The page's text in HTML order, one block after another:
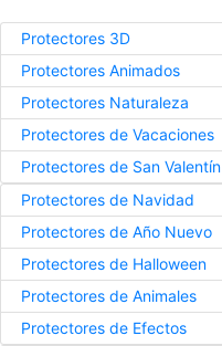
Protectores 3D
Protectores Animados
Protectores Naturaleza
Protectores de Vacaciones
Protectores de San Valentín
Protectores de Navidad
Protectores de Año Nuevo
Protectores de Halloween
Protectores de Animales
Protectores de Efectos